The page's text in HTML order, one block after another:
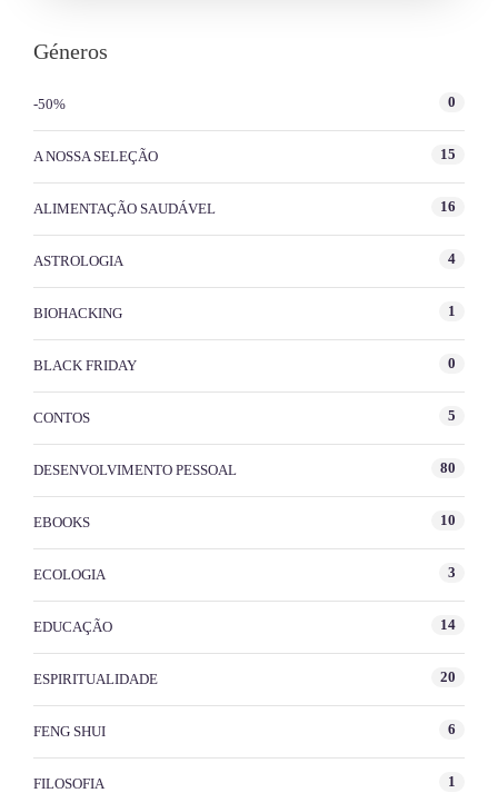
Géneros
-50% 0
A NOSSA SELEÇÃO 15
ALIMENTAÇÃO SAUDÁVEL 16
ASTROLOGIA 4
BIOHACKING 1
BLACK FRIDAY 0
CONTOS 5
DESENVOLVIMENTO PESSOAL 80
EBOOKS 10
ECOLOGIA 3
EDUCAÇÃO 14
ESPIRITUALIDADE 20
FENG SHUI 6
FILOSOFIA 1